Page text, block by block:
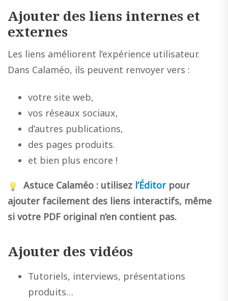
Ajouter des liens internes et
externes
Les liens améliorent l’expérience utilisateur.
Dans Calaméo, ils peuvent renvoyer vers :
votre site web,
vos réseaux sociaux,
d’autres publications,
des pages produits.
et bien plus encore !
Astuce Calaméo : utilisez l’Éditorpour
ajouter facilement des liens interactifs, même
si votre PDF original n’en contient pas.
Ajouter des vidéos
Tutoriels, interviews, présentations
produits…